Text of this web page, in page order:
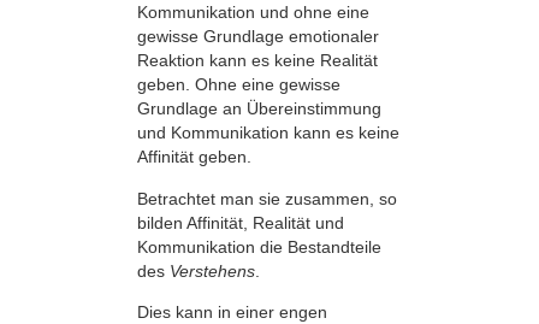
Kommunikation und ohne eine
gewisse Grundlage emotionaler
Reaktion kann es keine Realität
geben. Ohne eine gewisse
Grundlage an Übereinstimmung
und Kommunikation kann es keine
Affinität geben.
Betrachtet man sie zusammen, so
bilden Affinität, Realität und
Kommunikation die Bestandteile
des Verstehens
Dies kann in einer engen